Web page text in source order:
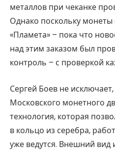
металлов при чеканке
Однако поскольку
«Пламета» – пока что
над этим заказом был
контроль – с проверкой
Сергей Боев не
Московского монетного
технология, которая
в кольцо из серебра,
уже ведутся. Внешний вид